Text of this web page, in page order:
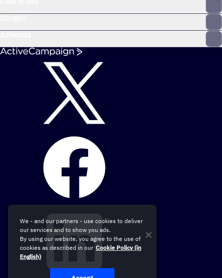
We - and our partners - use cookies to deliver
our services and to show you ads.
By using our website, you agree to the use of
cookies as described in our Cookie Policy (in
English)